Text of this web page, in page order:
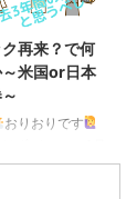
（2026年1月5
場合の現在
）までの値動
TRMSCI ACWI
ゴールド
...
再来？で何
米国or日本
おりおりです
たアメリカ、イ
の戦闘がまだ続